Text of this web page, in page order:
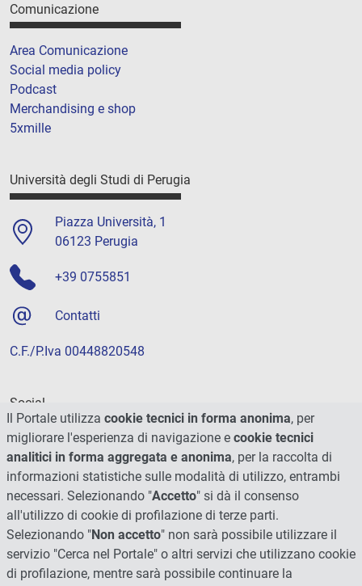
Comunicazione
Area Comunicazione
Social media policy
Podcast
Merchandising e shop
5xmille
Università degli Studi di Perugia
Piazza Università, 1
06123 Perugia
+39 0755851
Contatti
C.F./P.Iva 00448820548
Social
Il Portale utilizza cookie tecnici in forma anonima, per
migliorare l'esperienza di navigazione e cookie tecnici
analitici in forma aggregata e anonima, per la raccolta di
informazioni statistiche sulle modalità di utilizzo, entrambi
necessari. Selezionando "Accetto" si dà il consenso
all'utilizzo di cookie di profilazione di terze parti.
Selezionando "Non accetto" non sarà possibile utilizzare il
servizio "Cerca nel Portale" o altri servizi che utilizzano cookie
di profilazione, mentre sarà possibile continuare la